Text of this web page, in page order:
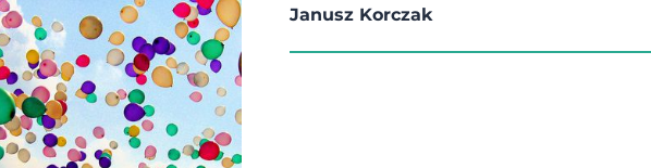
Janusz Korczak